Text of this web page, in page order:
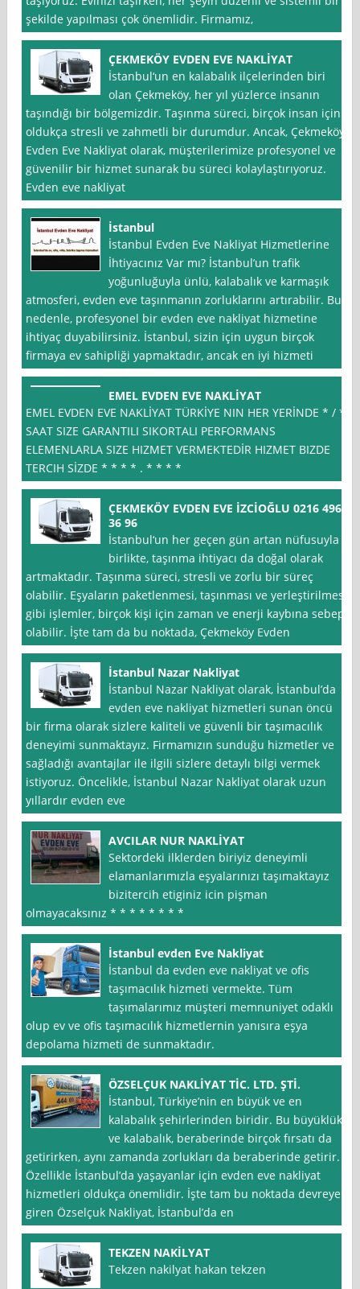
şekilde yapılması çok önemlidir. Firmamız,
ÇEKMEKÖY EVDEN EVE NAKLİYAT
İstanbul‘un en kalabalık ilçelerinden biri
olan Çekmeköy, her yıl yüzlerce insanın
taşındığı bir bölgemizdir. Taşınma süreci, birçok insan için
oldukça stresli ve zahmetli bir durumdur. Ancak, Çekmeköy
Evden Eve Nakliyat olarak, müşterilerimize profesyonel ve
güvenilir bir hizmet sunarak bu süreci kolaylaştırıyoruz.
Evden eve nakliyat
İstanbul
İstanbul Evden Eve Nakliyat Hizmetlerine
İhtiyacınız Var mı? İstanbul’un trafik
yoğunluğuyla ünlü, kalabalık ve karmaşık
atmosferi, evden eve taşınmanın zorluklarını artırabilir. Bu
nedenle, profesyonel bir evden eve nakliyat hizmetine
ihtiyaç duyabilirsiniz. İstanbul, sizin için uygun birçok
firmaya ev sahipliği yapmaktadır, ancak en iyi hizmeti
EMEL EVDEN EVE NAKLİYAT
EMEL EVDEN EVE NAKLİYAT TÜRKİYE NIN HER YERİNDE * / *
SAAT SIZE GARANTILI SIKORTALI PERFORMANS
ELEMENLARLA SIZE HIZMET VERMEKTEDİR HIZMET BIZDE
TERCIH SİZDE * * * * . * * * *
ÇEKMEKÖY EVDEN EVE İZCİOĞLU 0216 496
36 96
İstanbul‘un her geçen gün artan nüfusuyla
birlikte, taşınma ihtiyacı da doğal olarak
artmaktadır. Taşınma süreci, stresli ve zorlu bir süreç
olabilir. Eşyaların paketlenmesi, taşınması ve yerleştirilmesi
gibi işlemler, birçok kişi için zaman ve enerji kaybına sebep
olabilir. İşte tam da bu noktada, Çekmeköy Evden
İstanbul Nazar Nakliyat
İstanbul Nazar Nakliyat olarak, İstanbul’da
evden eve nakliyat hizmetleri sunan öncü
bir firma olarak sizlere kaliteli ve güvenli bir taşımacılık
deneyimi sunmaktayız. Firmamızın sunduğu hizmetler ve
sağladığı avantajlar ile ilgili sizlere detaylı bilgi vermek
istiyoruz. Öncelikle, İstanbul Nazar Nakliyat olarak uzun
yıllardır evden eve
AVCILAR NUR NAKLİYAT
Sektordeki ilklerden biriyiz deneyimli
elamanlarımızla eşyalarınızı taşımaktayız
bizitercih etiginiz icin pişman
olmayacaksınız * * * * * * * *
İstanbul evden Eve Nakliyat
İstanbul da evden eve nakliyat ve ofis
taşımacılık hizmeti vermekte. Tüm
taşımalarımız müşteri memnuniyet odaklı
olup ev ve ofis taşımacılık hizmetlernin yanısıra eşya
depolama hizmeti de sunmaktadır.
ÖZSELÇUK NAKLİYAT TİC. LTD. ŞTİ.
İstanbul, Türkiye’nin en büyük ve en
kalabalık şehirlerinden biridir. Bu büyüklük
ve kalabalık, beraberinde birçok fırsatı da
getirirken, aynı zamanda zorlukları da beraberinde getirir.
Özellikle İstanbul’da yaşayanlar için evden eve nakliyat
hizmetleri oldukça önemlidir. İşte tam bu noktada devreye
giren Özselçuk Nakliyat, İstanbul’da en
TEKZEN NAKİLYAT
Tekzen nakilyat hakan tekzen